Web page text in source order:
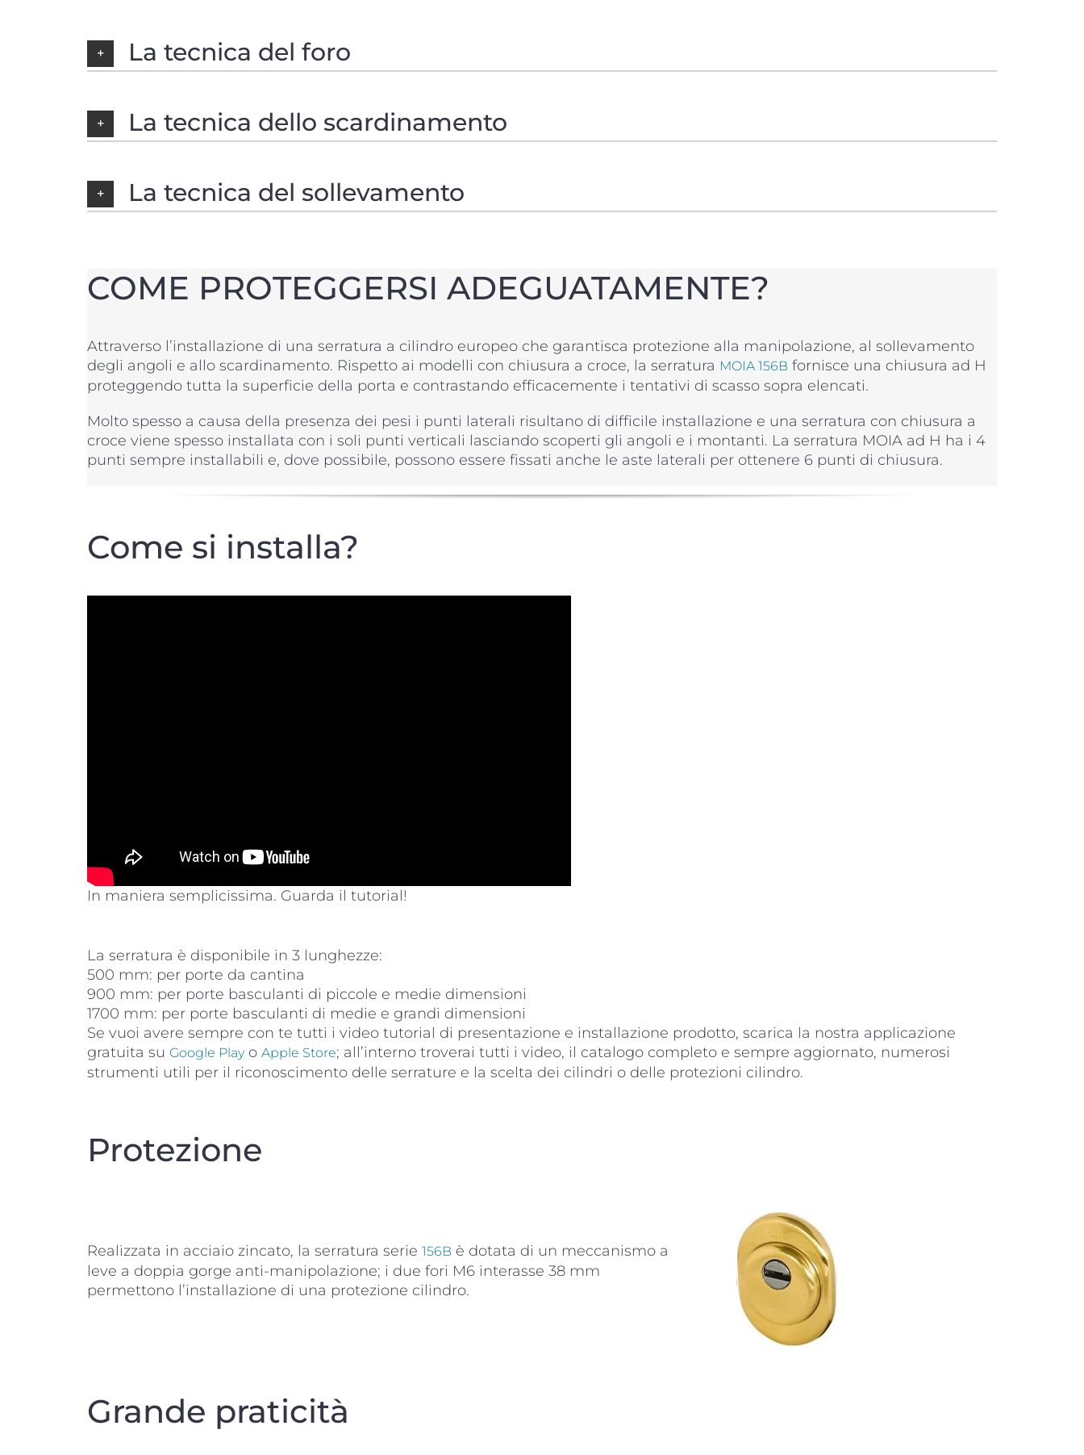
La tecnica del foro
La tecnica dello scardinamento
La tecnica del sollevamento
COME PROTEGGERSI ADEGUATAMENTE?
Attraverso l’installazione di una serratura a cilindro europeo che garantisca protezione alla manipolazione, al sollevamento
degli angoli e allo scardinamento. Rispetto ai modelli con chiusura a croce, la serratura MOIA 156B fornisce una chiusura ad H
proteggendo tutta la superficie della porta e contrastando efficacemente i tentativi di scasso sopra elencati.
Molto spesso a causa della presenza dei pesi i punti laterali risultano di difficile installazione e una serratura con chiusura a
croce viene spesso installata con i soli punti verticali lasciando scoperti gli angoli e i montanti. La serratura MOIA ad H ha i 4
punti sempre installabili e, dove possibile, possono essere fissati anche le aste laterali per ottenere 6 punti di chiusura.
Come si installa?
In maniera semplicissima. Guarda il tutorial!
La serratura è disponibile in 3 lunghezze:
500 mm: per porte da cantina
900 mm: per porte basculanti di piccole e medie dimensioni
1700 mm: per porte basculanti di medie e grandi dimensioni
Se vuoi avere sempre con te tutti i video tutorial di presentazione e installazione prodotto, scarica la nostra applicazione
gratuita su Google Playo Apple Store; all’interno troverai tutti i video, il catalogo completo e sempre aggiornato, numerosi
strumenti utili per il riconoscimento delle serrature e la scelta dei cilindri o delle protezioni cilindro.
Protezione
Realizzata in acciaio zincato, la serratura serie 156B è dotata di un meccanismo a
leve a doppia gorge anti-manipolazione; i due fori M6 interasse 38 mm
permettono l’installazione di una protezione cilindro.
Grande praticità